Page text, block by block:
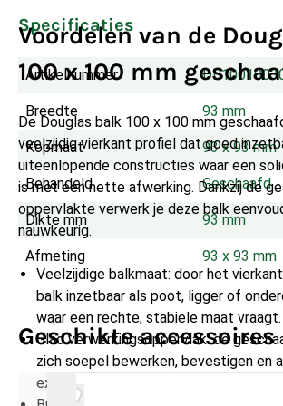
Voordelen van de
100 x 100 mm
De Douglas balk 100 x 100 mm
veelzijdig vierkant profiel dat goed
uiteenlopende constructies waar een
is met een nette afwerking. Dankzij de
oppervlakte verwerk je deze balk
nauwkeurig.
Veelzijdige balkmaat: door het
balk inzetbaar als poot, ligger of
waar een rechte, stabiele maat vraagt.
Glad verwerkingsoppervlak: de
zich soepel bewerken, bevestigen en
extra schuurwerk vooraf.
Specificaties
Artikelnummer
Breedte 93 mm
Kopmaat 93 x 93 mm
Behandeld Geschaafd
Dikte mm 93 mm
Afmeting 93 x 93 mm
Geschikte accessoires